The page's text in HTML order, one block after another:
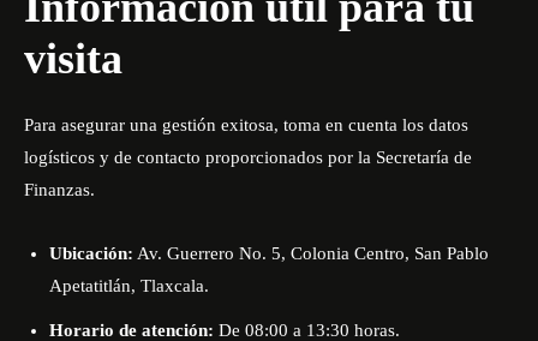
visita
Para asegurar una gestión exitosa, toma en cuenta los datos
logísticos y de contacto proporcionados por la Secretaría de
Finanzas.
Ubicación: Av. Guerrero No. 5, Colonia Centro, San Pablo
Apetatitlán, Tlaxcala.
Horario de atención: De 08:00 a 13:30 horas.